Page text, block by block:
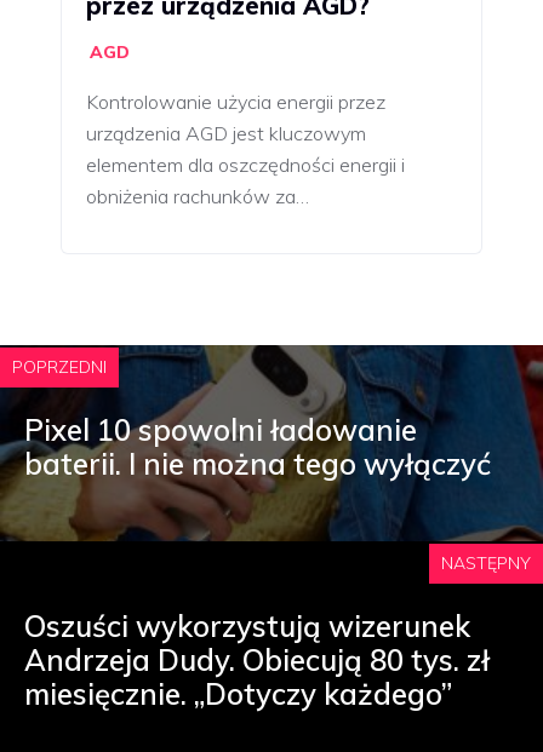
AGD
Kontrolowanie użycia energii przez
urządzenia AGD jest kluczowym
elementem dla oszczędności energii i
obniżenia rachunków za…
POPRZEDNI
Pixel 10 spowolni ładowanie
baterii. I nie można tego wyłączyć
NASTĘPNY
Oszuści wykorzystują wizerunek
Andrzeja Dudy. Obiecują 80 tys. zł
miesięcznie. „Dotyczy każdego”